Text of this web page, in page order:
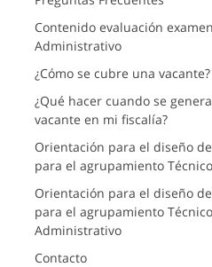
Contenido evaluación
Administrativo
¿Cómo se cubre una vacante?
¿Qué hacer cuando se
vacante en mi fiscalía?
Orientación para el diseño
para el agrupamiento
Orientación para el diseño
para el agrupamiento Técnico
Administrativo
Contacto